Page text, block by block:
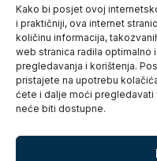
Kako bi posjet ovoj
i praktičniji, ova internet
količinu informacija,
web stranica radila optimalno
pregledavanja i korištenja.
pristajete na upotrebu
ćete i dalje moći pregledavati
neće biti dostupne.
Zaštita osobnih
Pristup informacijama
Kolačići
Izjava o pristupačnosti
Turistička zajednica